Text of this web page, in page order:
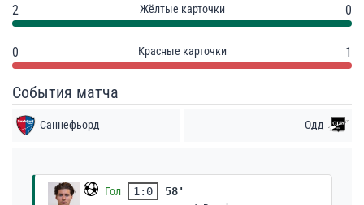
2 Жёлтые карточки 0
0 Красные карточки 1
События матча
Саннефьорд Одд
Гол 1:0
58'